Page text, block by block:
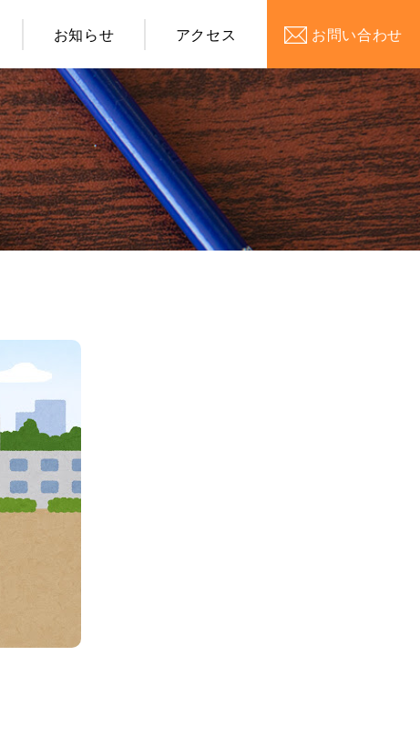
お知らせ アクセス お問い合わせ